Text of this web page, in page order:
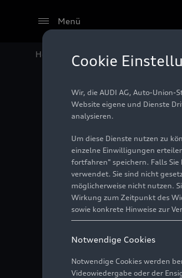
Menü
Home Audi Media Center Fotos
Foto
Cookie
Wir, die AUDI AG, Auto-
Website eigene und Dienste
analysieren.
Um diese Dienste nutzen zu
einzelne Einwilligungen
fortfahren" speichern. Falls
verwendet. Sie sind nicht
möglicherweise nicht nutzen.
Wirkung zum Zeitpunkt des
sowie konkrete Hinweise zur
Notwendige Cookies
Notwendige Cookies werden
Videowiedergabe oder der